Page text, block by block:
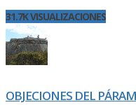
31.7K VISUALIZACIONES
OBJECIONES DEL